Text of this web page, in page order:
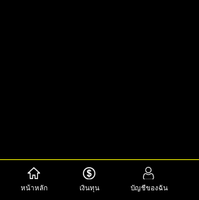
หน้าหลัก เงินทุน บัญชีของฉัน